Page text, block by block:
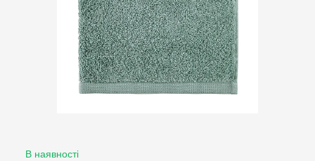
В наявності